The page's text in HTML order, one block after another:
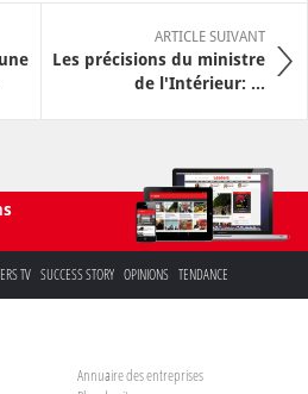
ARTICLE SUIVANT
Les précisions du ministre
de l'Intérieur: ...
TV SUCCESS STORY OPINIONS TENDANCE
Annuaire des entreprises